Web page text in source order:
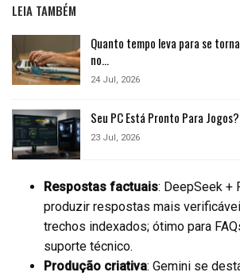
LEIA TAMBÉM
Quanto tempo leva para se
no…
24 Jul, 2026
Seu PC Está Pronto Para
23 Jul, 2026
Respostas factuais: DeepSeek +
produzir respostas mais
trechos indexados; ótimo para
suporte técnico.
Produção criativa: Gemini se